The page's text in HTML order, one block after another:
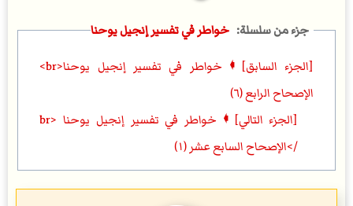
خواطر في تفسير إنجيل يوحنا
[الجزء السابق] 🠼 خواطر في تفسير إنجيل يوحنا<br>
الإصحاح الرابع (٦)
[الجزء التالي] 🠼 خواطر في تفسير إنجيل يوحنا <br
/>الإصحاح السابع عشر (١)